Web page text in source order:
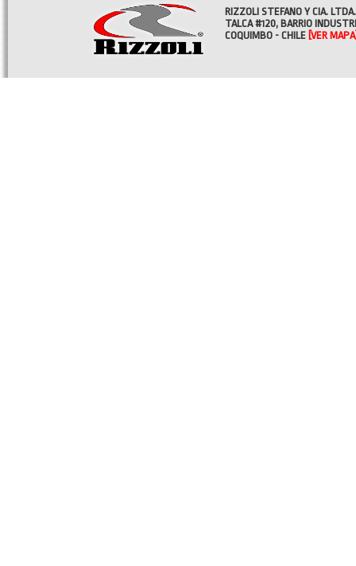
RIZZOLI STEFANO Y CIA. LTDA.
TALCA #120, BARRIO
COQUIMBO - CHILE [VER